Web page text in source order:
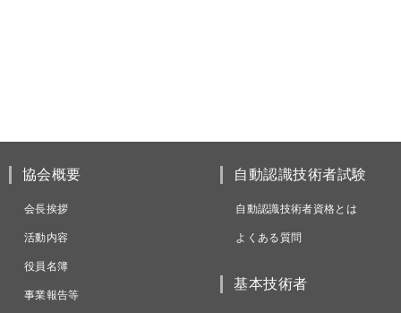
協会概要
会長挨拶
活動内容
役員名簿
事業報告等
自動認識技術者試験
自動認識技術者資格とは
よくある質問
基本技術者